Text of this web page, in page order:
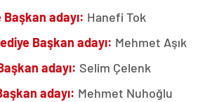
adayı: Hanefi Tok
Başkan adayı: Mehmet Aşık
adayı: Selim Çelenk
adayı: Mehmet Nuhoğlu